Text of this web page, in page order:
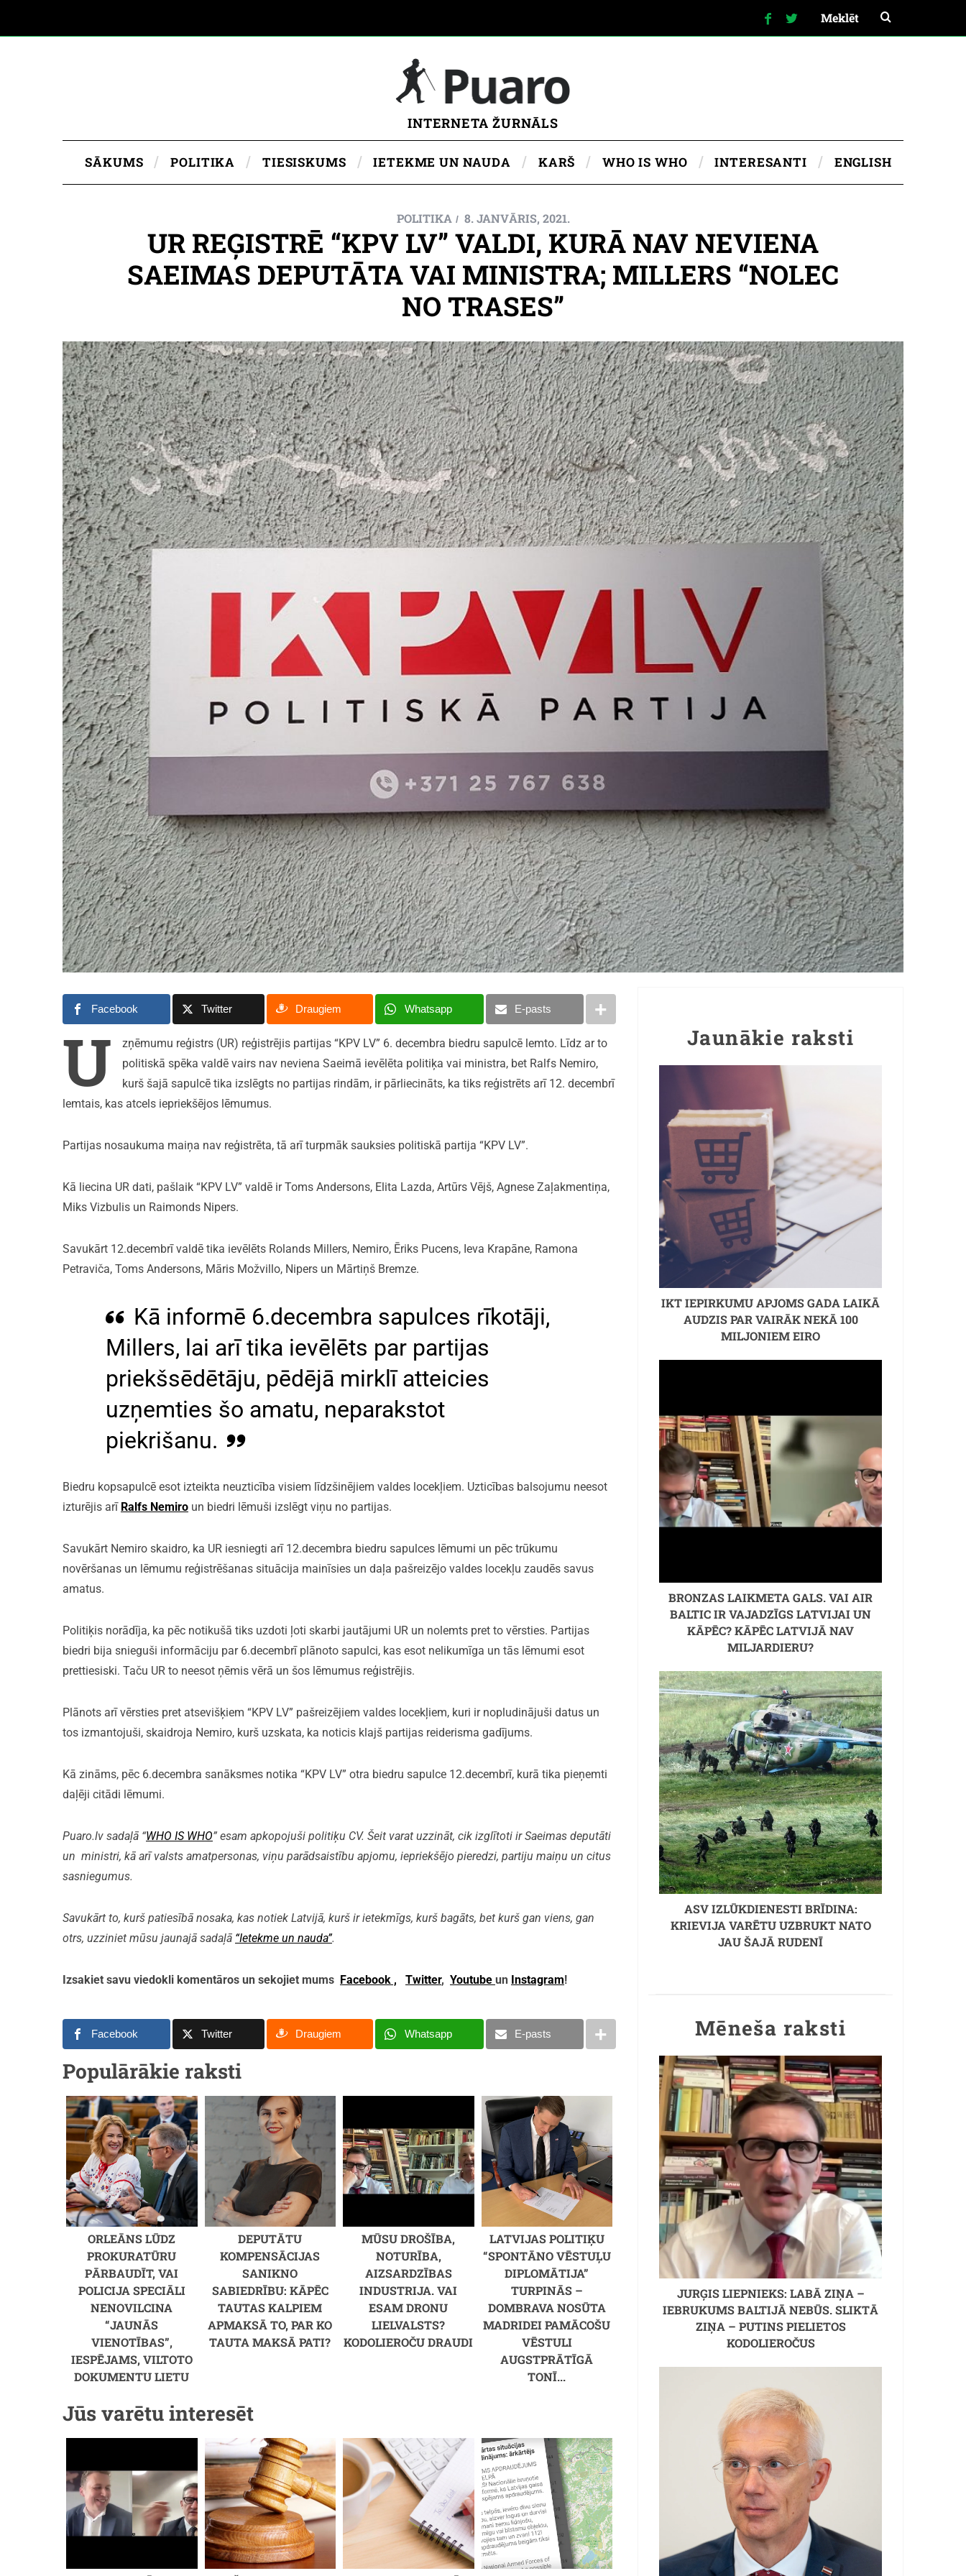
INTERNETA ŽURNĀLS
SĀKUMS POLITIKA TIESISKUMS IETEKME UN NAUDA KARŠ WHO IS WHO INTERESANTI ENGLISH
POLITIKA 8. JANVĀRIS, 2021.
UR REĢISTRĒ “KPV LV” VALDI, KURĀ NAV NEVIENA
SAEIMAS DEPUTĀTA VAI MINISTRA; MILLERS “NOLEC
NO TRASES”
Facebook Twitter Draugiem Whatsapp E-pasts
U
zņēmumu reģistrs (UR) reģistrējis partijas “KPV LV” 6. decembra biedru sapulcē lemto. Līdz ar to
politiskā spēka valdē vairs nav neviena Saeimā ievēlēta politiķa vai ministra, bet Ralfs Nemiro,
kurš šajā sapulcē tika izslēgts no partijas rindām, ir pārliecināts, ka tiks reģistrēts arī 12. decembrī
lemtais, kas atcels iepriekšējos lēmumus.
Partijas nosaukuma maiņa nav reģistrēta, tā arī turpmāk sauksies politiskā partija “KPV LV”.
Kā liecina UR dati, pašlaik “KPV LV” valdē ir Toms Andersons, Elita Lazda, Artūrs Vējš, Agnese Zaļakmentiņa,
Miks Vizbulis un Raimonds Nipers.
Savukārt 12.decembrī valdē tika ievēlēts Rolands Millers, Nemiro, Ēriks Pucens, Ieva Krapāne, Ramona
Petraviča, Toms Andersons, Māris Možvillo, Nipers un Mārtiņš Bremze.
Kā informē 6.decembra sapulces rīkotāji,
Millers, lai arī tika ievēlēts par partijas
priekšsēdētāju, pēdējā mirklī atteicies
uzņemties šo amatu, neparakstot
piekrišanu.
Biedru kopsapulcē esot izteikta neuzticība visiem līdzšinējiem valdes locekļiem. Uzticības balsojumu neesot
izturējis arī Ralfs Nemiro un biedri lēmuši izslēgt viņu no partijas.
Savukārt Nemiro skaidro, ka UR iesniegti arī 12.decembra biedru sapulces lēmumi un pēc trūkumu
novēršanas un lēmumu reģistrēšanas situācija mainīsies un daļa pašreizējo valdes locekļu zaudēs savus
amatus.
Politiķis norādīja, ka pēc notikušā tiks uzdoti ļoti skarbi jautājumi UR un nolemts pret to vērsties. Partijas
biedri bija snieguši informāciju par 6.decembrī plānoto sapulci, kas esot nelikumīga un tās lēmumi esot
prettiesiski. Taču UR to neesot ņēmis vērā un šos lēmumus reģistrējis.
Plānots arī vērsties pret atsevišķiem “KPV LV” pašreizējiem valdes locekļiem, kuri ir nopludinājuši datus un
tos izmantojuši, skaidroja Nemiro, kurš uzskata, ka noticis klajš partijas reiderisma gadījums.
Kā zināms, pēc 6.decembra sanāksmes notika “KPV LV” otra biedru sapulce 12.decembrī, kurā tika pieņemti
daļēji citādi lēmumi.
Puaro.lv sadaļā “WHO IS WHO” esam apkopojuši politiķu CV. Šeit varat uzzināt, cik izglītoti ir Saeimas deputāti
un ministri, kā arī valsts amatpersonas, viņu parādsaistību apjomu, iepriekšējo pieredzi, partiju maiņu un citus
sasniegumus.
Savukārt to, kurš patiesībā nosaka, kas notiek Latvijā, kurš ir ietekmīgs, kurš bagāts, bet kurš gan viens, gan
otrs, uzziniet mūsu jaunajā sadaļā “Ietekme un nauda”.
Izsakiet savu viedokli komentāros un sekojiet mums Facebook , Twitter, Youtube un Instagram!
Facebook Twitter Draugiem Whatsapp E-pasts
Populārākie raksti
ORLEĀNS LŪDZ
PROKURATŪRU
PĀRBAUDĪT, VAI
POLICIJA SPECIĀLI
NENOVILCINA
“JAUNĀS
VIENOTĪBAS”,
IESPĒJAMS, VILTOTO
DOKUMENTU LIETU
DEPUTĀTU
KOMPENSĀCIJAS
SANIKNO
SABIEDRĪBU: KĀPĒC
TAUTAS KALPIEM
APMAKSĀ TO, PAR KO
TAUTA MAKSĀ PATI?
MŪSU DROŠĪBA,
NOTURĪBA,
AIZSARDZĪBAS
INDUSTRIJA. VAI
ESAM DRONU
LIELVALSTS?
KODOLIEROČU DRAUDI
LATVIJAS POLITIĶU
“SPONTĀNO VĒSTUĻU
DIPLOMĀTIJA”
TURPINĀS –
DOMBRAVA NOSŪTA
MADRIDEI PAMĀCOŠU
VĒSTULI
AUGSTPRĀTĪGĀ
TONĪ...
Jūs varētu interesēt
Jaunākie raksti
IKT IEPIRKUMU APJOMS GADA LAIKĀ
AUDZIS PAR VAIRĀK NEKĀ 100
MILJONIEM EIRO
BRONZAS LAIKMETA GALS. VAI AIR
BALTIC IR VAJADZĪGS LATVIJAI UN
KĀPĒC? KĀPĒC LATVIJĀ NAV
MILJARDIERU?
ASV IZLŪKDIENESTI BRĪDINA:
KRIEVIJA VARĒTU UZBRUKT NATO
JAU ŠAJĀ RUDENĪ
Mēneša raksti
JURĢIS LIEPNIEKS: LABĀ ZIŅA –
IEBRUKUMS BALTIJĀ NEBŪS. SLIKTĀ
ZIŅA – PUTINS PIELIETOS
KODOLIEROČUS